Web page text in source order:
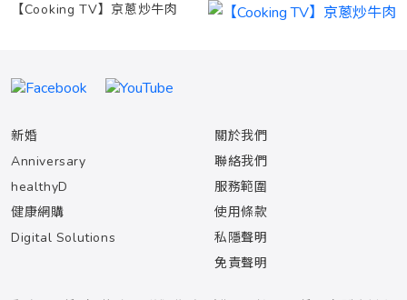
【Cooking TV】京蔥炒牛肉
新婚
Anniversary
healthyD
健康網購
Digital Solutions
關於我們
聯絡我們
服務範圍
使用條款
私隱聲明
免責聲明